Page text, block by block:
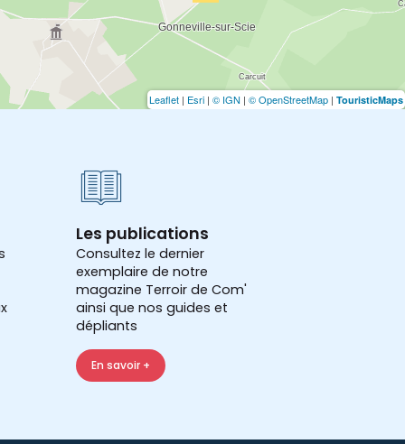
Leaflet | Esri | © IGN | © OpenStreetMap | TouristicMaps
Les publications
Consultez le dernier
exemplaire de notre
magazine Terroir de Com'
ainsi que nos guides et
dépliants
En savoir +